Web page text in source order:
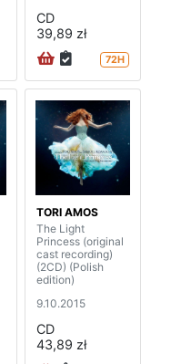
CD
39,89 zł
72H
TORI AMOS
The Light
Princess (original
cast recording)
(2CD) (Polish
edition)
9.10.2015
CD
43,89 zł